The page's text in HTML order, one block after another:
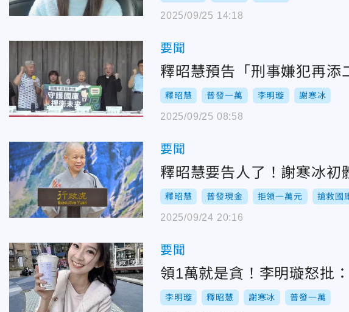
2025/09/25 14:18
要聞
釋昭慧預告「刑事嫌犯再
釋昭慧 普發一萬 李明璇 謝寒冰
2025/09/25 08:58
要聞
釋昭慧要告人了！謝寒冰初
釋昭慧 普發現金 拒領一萬元 搶救國
2025/09/24 20:16
要聞
領1萬就是貪！李明璇怒批
李明璇 釋昭慧 謝寒冰 普發一萬